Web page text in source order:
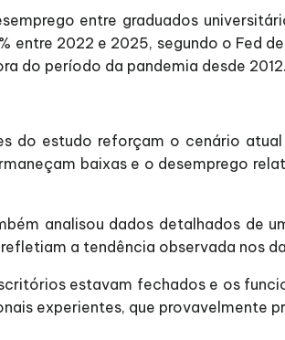
entre graduados
entre 2022 e 2025, segundo o Fed
do período da pandemia desde 2012.
do estudo reforçam o cenário
baixas e o desemprego
analisou dados detalhados de
a tendência observada nos
estavam fechados e os
experientes, que provavelmente